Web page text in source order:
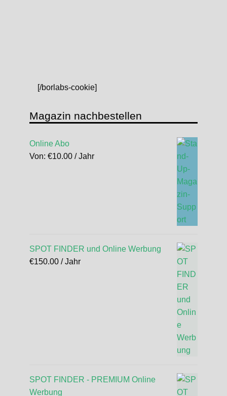
[/borlabs-cookie]
Magazin nachbestellen
Online Abo
Von: €10.00 / Jahr
SPOT FINDER und Online Werbung
€150.00 / Jahr
SPOT FINDER - PREMIUM Online
Werbung